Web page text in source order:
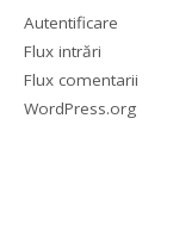
Autentificare
Flux intrări
Flux comentarii
WordPress.org